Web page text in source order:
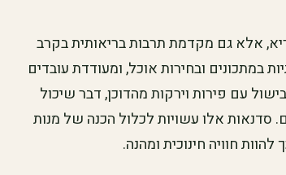
אלא גם מקדמת תרבות בריאותית בקרב
במתכונים ובחירות אוכל, ומעודדת עובדים
עם פירות וירקות מהדוכן, דבר שיכול
סדנאות אלו עשויות לכלול הכנה של מנות
חוויה חינוכית ומהנה.